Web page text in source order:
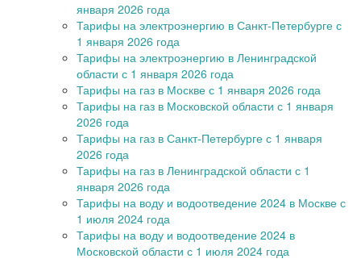
января 2026 года
Тарифы на электроэнергию в Санкт-Петербурге с
1 января 2026 года
Тарифы на электроэнергию в Ленинградской
области с 1 января 2026 года
Тарифы на газ в Москве с 1 января 2026 года
Тарифы на газ в Московской области с 1 января
2026 года
Тарифы на газ в Санкт-Петербурге с 1 января
2026 года
Тарифы на газ в Ленинградской области с 1
января 2026 года
Тарифы на воду и водоотведение 2024 в Москве с
1 июля 2024 года
Тарифы на воду и водоотведение 2024 в
Московской области с 1 июля 2024 года